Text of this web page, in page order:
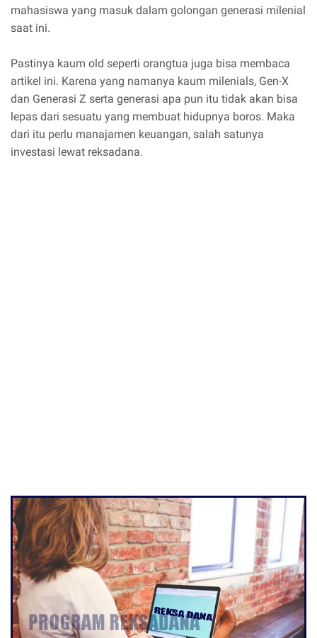
mahasiswa yang masuk dalam golongan generasi milenial
saat ini.
Pastinya kaum old seperti orangtua juga bisa membaca
artikel ini. Karena yang namanya kaum milenials, Gen-X
dan Generasi Z serta generasi apa pun itu tidak akan bisa
lepas dari sesuatu yang membuat hidupnya boros. Maka
dari itu perlu manajamen keuangan, salah satunya
investasi lewat reksadana.